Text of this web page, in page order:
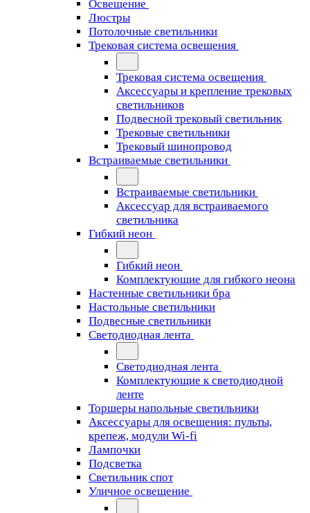
Освещение
Люстры
Потолочные светильники
Трековая система освещения
Трековая система освещения
Аксессуары и крепление трековых
светильников
Подвесной трековый светильник
Трековые светильники
Трековый шинопровод
Встраиваемые светильники
Встраиваемые светильники
Аксессуар для встраиваемого
светильника
Гибкий неон
Гибкий неон
Комплектующие для гибкого неона
Настенные светильники бра
Настольные светильники
Подвесные светильники
Светодиодная лента
Светодиодная лента
Комплектующие к светодиодной
ленте
Торшеры напольные светильники
Аксессуары для освещения: пульты,
крепеж, модули Wi-fi
Лампочки
Подсветка
Светильник спот
Уличное освещение